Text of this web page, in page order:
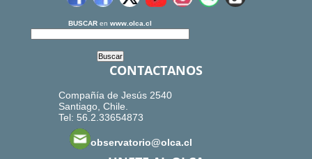
BUSCAR en www.olca.cl
CONTACTANOS
Compañía de Jesús 2540
Santiago, Chile.
Tel: 56.2.33654873
observatorio@olca.cl